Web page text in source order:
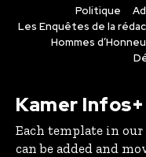
Politique
Les Enquêtes de la
Hommes
Kamer Infos+
Each template in
can be added and